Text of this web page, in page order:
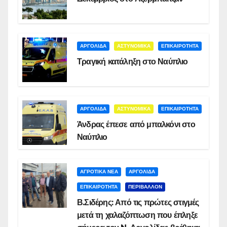
ΑΡΓΟΛΙΔΑ ΑΣΤΥΝΟΜΙΚΑ ΕΠΙΚΑΙΡΟΤΗΤΑ
Τραγική κατάληξη στο Ναύπλιο
ΑΡΓΟΛΙΔΑ ΑΣΤΥΝΟΜΙΚΑ ΕΠΙΚΑΙΡΟΤΗΤΑ
Άνδρας έπεσε από μπαλκόνι στο
Ναύπλιο
ΑΓΡΟΤΙΚΑ ΝΕΑ ΑΡΓΟΛΙΔΑ
ΕΠΙΚΑΙΡΟΤΗΤΑ ΠΕΡΙΒΑΛΛΟΝ
Β.Σιδέρης: Από τις πρώτες στιγμές
μετά τη χαλαζόπτωση που έπληξε